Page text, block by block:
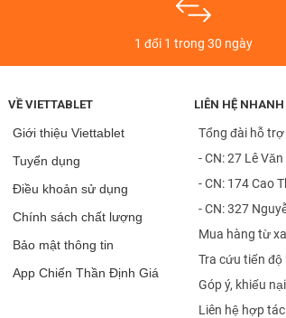
trợ kết nối Wifi - 4G có thể nghe gọi như 1
các tính năng, phần cứng bên trong
1 đổi 1 trong 30 ngày
VỀ VIETTABLET
Giới thiệu Viettablet
Tuyển dụng
Điều khoản sử dụng
Chính sách chất lượng
Bảo mật thông tin
App Chiến Thần Định Giá
LIÊN HỆ NHANH
Tổng đài hỗ
- CN: 27 Lê
- CN: 174 Cao
- CN: 327
Mua hàng từ
Tra cứu tiến độ
Góp ý, khiếu
Liên hệ hợp